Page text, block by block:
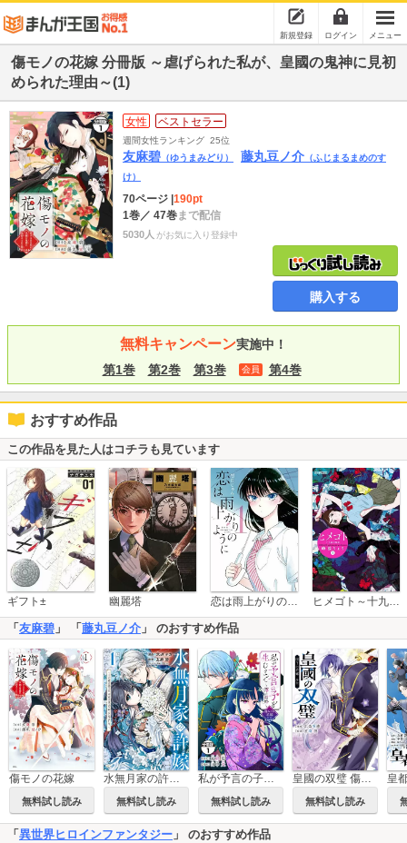
新規登録 ログイン メニュー
傷モノの花嫁 分冊版 ～虐げられた私が、皇國の鬼神に見初
められた理由～(1)
女性 ベストセラー
週間女性ランキング 25位
友麻碧 （ゆうまみどり） 藤丸豆ノ介 （ふじまるまめのす
け）
70ページ 190pt
1巻／ 47巻まで配信
5030人 がお気に入り登録中
購入する
無料キャンペーン実施中！
第1巻
第2巻 第3巻 会員 第4巻
おすすめ作品
この作品を見た人はコチラも見ています
ギフト± 幽麗塔 恋は雨上がりのように ヒメゴト～十九歳の制服～
「 友麻碧 」 「 藤丸豆ノ介 」 のおすすめ作品
傷モノの花嫁
無料試し読み
水無月家の許嫁 ～十六歳の誕生日、本家の当主が迎えに来ました。～
無料試し読み
私が予言の子を生むまで ～澪の結婚～ 傷モノの花嫁 外伝 分冊版
無料試し読み
皇國の双璧 傷モノの花嫁 外伝
無料試し読み
「 異世界ヒロインファンタジー 」 のおすすめ作品